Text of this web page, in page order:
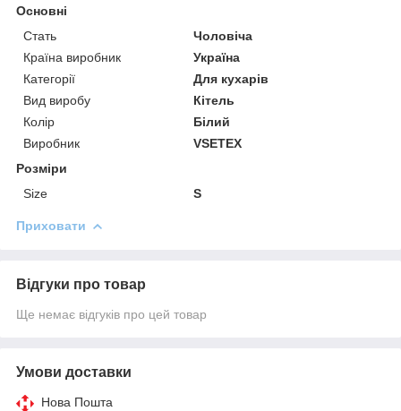
Основні
Стать
Чоловіча
Країна виробник
Україна
Категорії
Для кухарів
Вид виробу
Кітель
Колір
Білий
Виробник
VSETEX
Розміри
Size
S
Приховати
Відгуки про товар
Ще немає відгуків про цей товар
Умови доставки
Нова Пошта